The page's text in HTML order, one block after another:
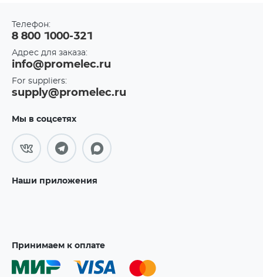
Телефон:
8 800 1000-321
Адрес для заказа:
info@promelec.ru
For suppliers:
supply@promelec.ru
Мы в соцсетях
Наши приложения
Принимаем к оплате